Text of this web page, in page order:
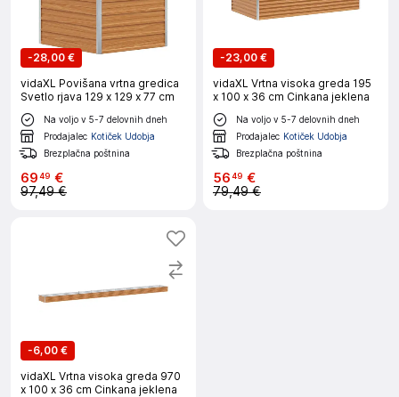
-28,00 €
vidaXL Povišana vrtna gredica
Svetlo rjava 129 x 129 x 77 cm
Na voljo v 5-7 delovnih dneh
Prodajalec Kotiček Udobja
Brezplačna poštnina
6949 €
97,49 €
-23,00 €
vidaXL Vrtna visoka greda 195
x 100 x 36 cm Cinkana jeklena
Na voljo v 5-7 delovnih dneh
Prodajalec Kotiček Udobja
Brezplačna poštnina
5649 €
79,49 €
-6,00 €
vidaXL Vrtna visoka greda 970
x 100 x 36 cm Cinkana jeklena